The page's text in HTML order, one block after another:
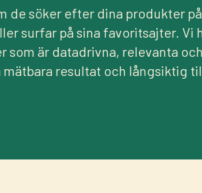
de söker efter dina produkter
surfar på sina favorit­sajter. Vi
som är datadrivna, relevanta
resultat och långsiktig